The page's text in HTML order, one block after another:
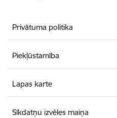
Privātuma politika
Piekļūstamība
Lapas karte
Sīkdatņu izvēles maiņa